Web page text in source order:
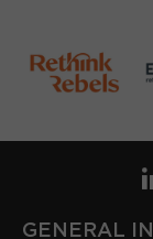
GENERAL